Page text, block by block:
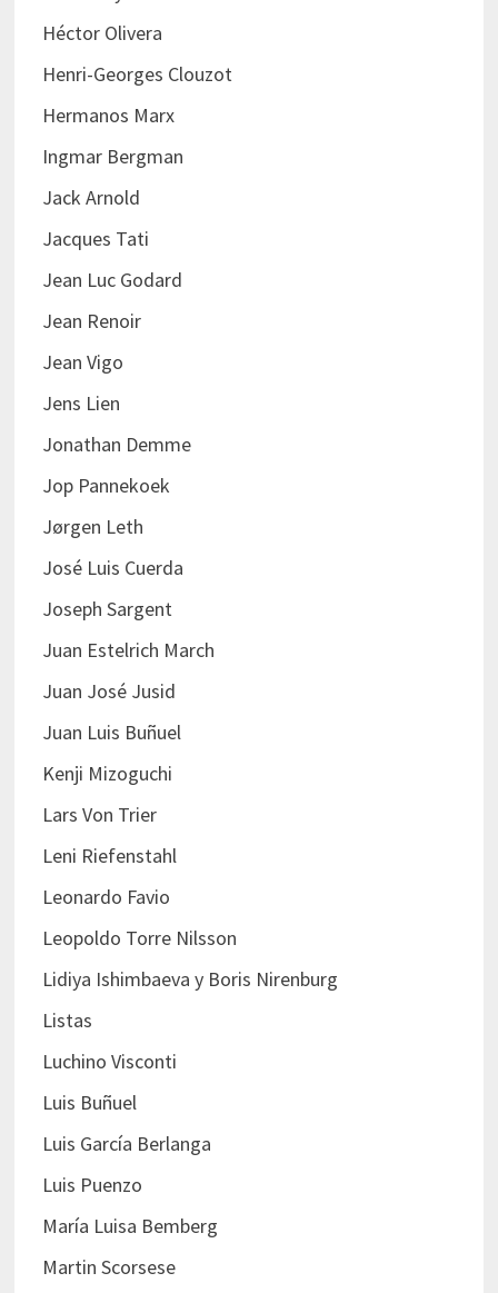
Héctor Olivera
Henri-Georges Clouzot
Hermanos Marx
Ingmar Bergman
Jack Arnold
Jacques Tati
Jean Luc Godard
Jean Renoir
Jean Vigo
Jens Lien
Jonathan Demme
Jop Pannekoek
Jørgen Leth
José Luis Cuerda
Joseph Sargent
Juan Estelrich March
Juan José Jusid
Juan Luis Buñuel
Kenji Mizoguchi
Lars Von Trier
Leni Riefenstahl
Leonardo Favio
Leopoldo Torre Nilsson
Lidiya Ishimbaeva y Boris Nirenburg
Listas
Luchino Visconti
Luis Buñuel
Luis García Berlanga
Luis Puenzo
María Luisa Bemberg
Martin Scorsese